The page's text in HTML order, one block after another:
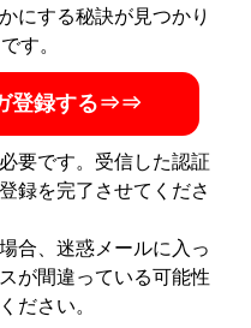
にする秘訣が見つかり
す。
登録する⇒⇒
要です。受信した認証
録を完了させてくださ
合、迷惑メールに入っ
が間違っている可能性
ださい。